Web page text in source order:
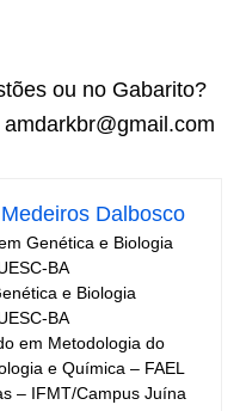
ou no Gabarito?
Dalbosco
Genética e Biologia
BA
e Biologia
BA
em Metodologia do
e Química – FAEL
– IFMT/Campus Juína